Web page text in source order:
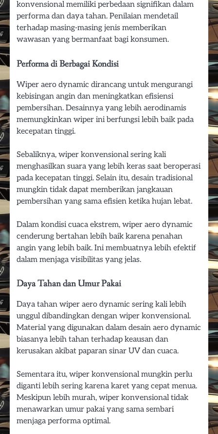
konvensional memiliki perbedaan signifikan dalam
performa dan daya tahan. Penilaian mendetail
terhadap masing-masing jenis memberikan
wawasan yang bermanfaat bagi konsumen.
Performa di Berbagai Kondisi
Wiper aero dynamic dirancang untuk mengurangi
kebisingan angin dan meningkatkan efisiensi
pembersihan. Desainnya yang lebih aerodinamis
memungkinkan wiper ini berfungsi lebih baik pada
kecepatan tinggi.
Sebaliknya, wiper konvensional sering kali
menghasilkan suara yang lebih keras saat beroperasi
pada kecepatan tinggi. Selain itu, desain tradisional
mungkin tidak dapat memberikan jangkauan
pembersihan yang sama efisien ketika hujan lebat.
Dalam kondisi cuaca ekstrem, wiper aero dynamic
cenderung bertahan lebih baik karena penahan
angin yang lebih baik. Ini membuatnya lebih efektif
dalam menjaga visibilitas yang jelas.
Daya Tahan dan Umur Pakai
Daya tahan wiper aero dynamic sering kali lebih
unggul dibandingkan dengan wiper konvensional.
Material yang digunakan dalam desain aero dynamic
biasanya lebih tahan terhadap keausan dan
kerusakan akibat paparan sinar UV dan cuaca.
Sementara itu, wiper konvensional mungkin perlu
diganti lebih sering karena karet yang cepat menua.
Meskipun lebih murah, wiper konvensional tidak
menawarkan umur pakai yang sama sembari
menjaga performa optimal.